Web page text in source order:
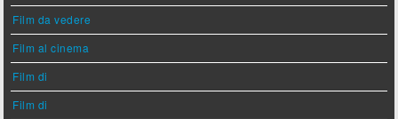
Film da vedere
Film al cinema
Film di
Film di